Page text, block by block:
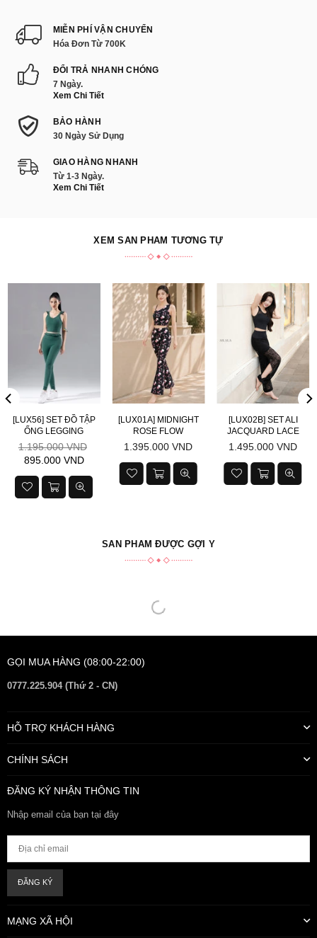
MIỄN PHÍ VẬN CHUYỂN
Hóa Đơn Từ 700K
ĐỔI TRẢ NHANH CHÓNG
7 Ngày.
Xem Chi Tiết
BẢO HÀNH
30 Ngày Sử Dụng
GIAO HÀNG NHANH
Từ 1-3 Ngày.
Xem Chi Tiết
XEM SẢN PHẨM TƯƠNG TỰ
[LUX56] SET ĐỒ TẬP
ỐNG LEGGING
Giá
niêm
1.195.000 VND
895.000 VND
[LUX01A] MIDNIGHT
ROSE FLOW
Giá
yết
1.395.000 VND
[LUX02B] SET ALI
JACQUARD LACE
Giá
yết
1.495.000 VND
SẢN PHẨM ĐƯỢC GỢI Ý
GỌI MUA HÀNG (08:00-22:00)
0777.225.904 (Thứ 2 - CN)
HỖ TRỢ KHÁCH HÀNG
CHÍNH SÁCH
ĐĂNG KÝ NHẬN THÔNG TIN
Nhập email của bạn tại đây
ĐĂNG KÝ
MẠNG XÃ HỘI